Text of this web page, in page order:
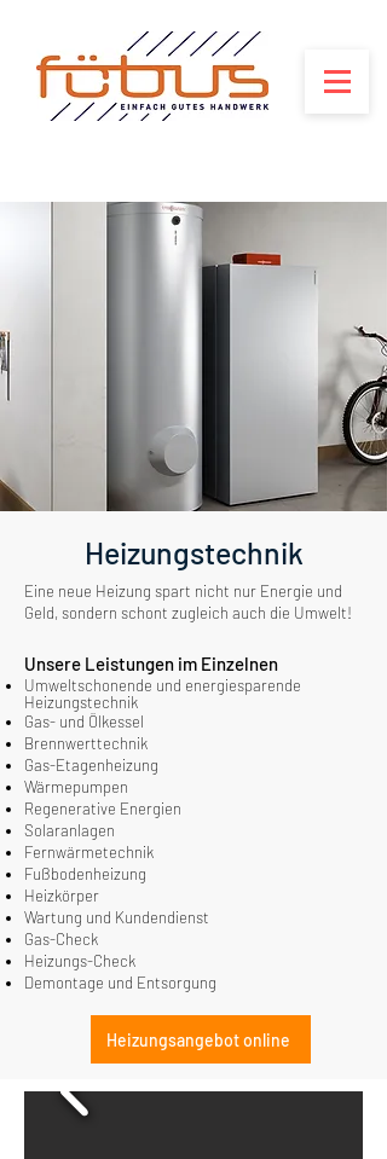
Heizungstechnik
Eine neue Heizung spart nicht nur Energie und
Geld, sondern schont zugleich auch die Umwelt!
Unsere Leistungen im Einzelnen
Umweltschonende und energiesparende
Heizungstechnik
Gas- und Ölkessel
Brennwerttechnik
Gas-Etagenheizung
Wärmepumpen
Regenerative Energien
Solaranlagen
Fernwärmetechnik
Fußbodenheizung
Heizkörper
Wartung und Kundendienst
Gas-Check
Heizungs-Check
Demontage und Entsorgung
Heizungsangebot online